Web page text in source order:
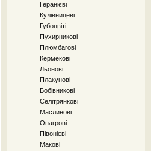
Геранієві
Кулівницеві
Губоцвіті
Пухирникові
Плюмбагові
Кермекові
Льонові
Плакунові
Бобівникові
Селітрянкові
Маслинові
Онагрові
Півонієві
Макові